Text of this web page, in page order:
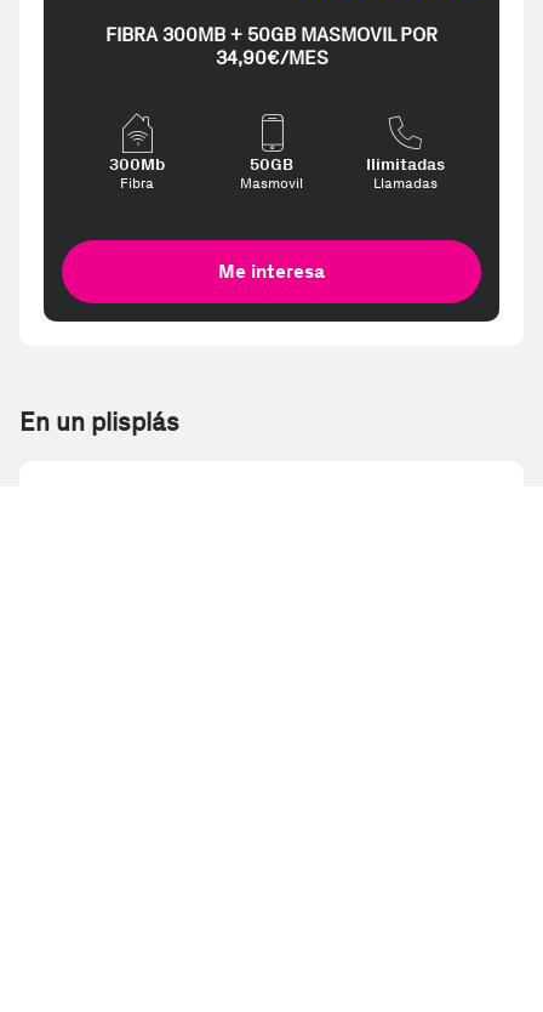
FIBRA 300MB + 50GB MASMOVIL POR
34,90€/MES
300Mb
Fibra
50GB
Masmovil
Ilimitadas
Llamadas
Me interesa
En un plisplás